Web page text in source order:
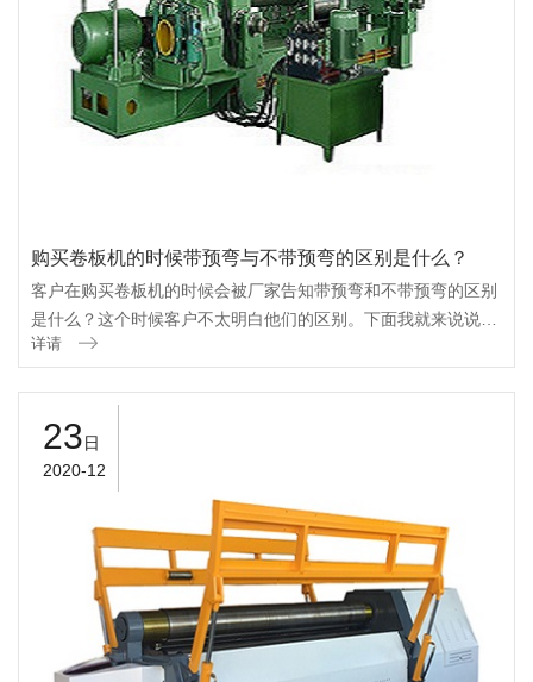
购买卷板机的时候带预弯与不带预弯的区别是什么？
客户在购买卷板机的时候会被厂家告知带预弯和不带预弯的区别
是什么？这个时候客户不太明白他们的区别。下面我就来说说卷
板机带预弯与不带预弯卷板机的如何选择。主要的区别在于带预
详请
23日
2020-12